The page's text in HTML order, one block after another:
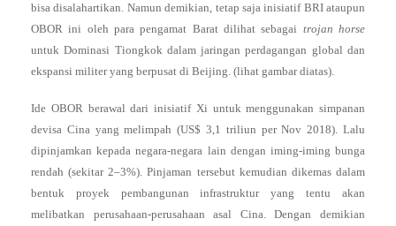
bisa disalahartikan. Namun demikian, tetap saja inisiatif BRI ataupun
OBOR ini oleh para pengamat Barat dilihat sebagai trojan horse
untuk Dominasi Tiongkok dalam jaringan perdagangan global dan
ekspansi militer yang berpusat di Beijing. (lihat gambar diatas).
Ide OBOR berawal dari inisiatif Xi untuk menggunakan simpanan
devisa Cina yang melimpah (US$ 3,1 triliun per Nov 2018). Lalu
dipinjamkan kepada negara-negara lain dengan iming-iming bunga
rendah (sekitar 2–3%). Pinjaman tersebut kemudian dikemas dalam
bentuk proyek pembangunan infrastruktur yang tentu akan
melibatkan perusahaan-perusahaan asal Cina. Dengan demikian